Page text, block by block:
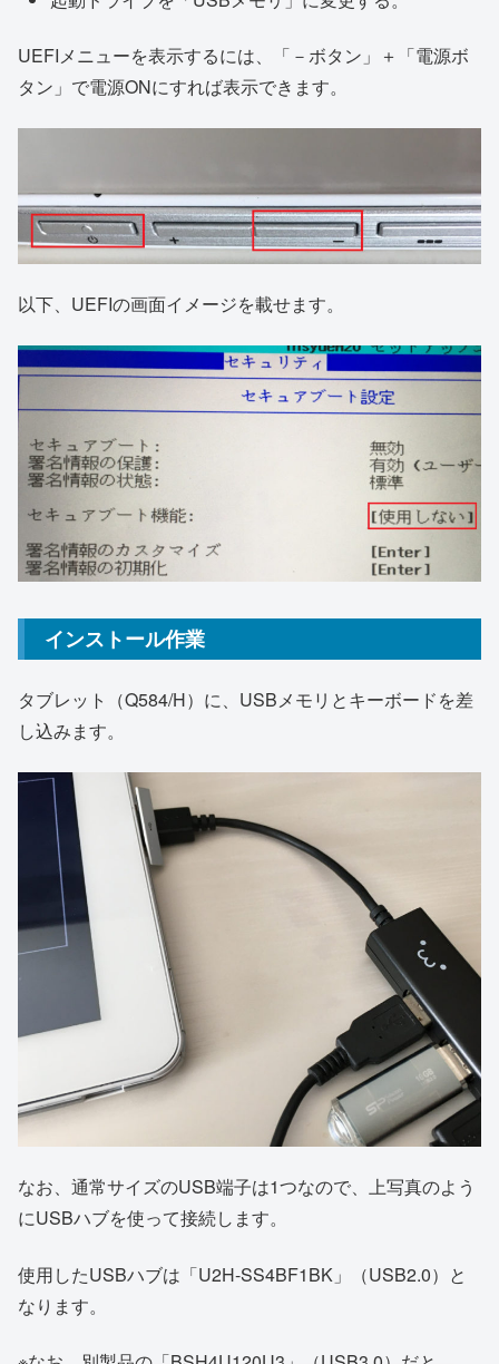
UEFIメニューを表示するには、「－ボタン」＋「電源ボ
タン」で電源ONにすれば表示できます。
以下、UEFIの画面イメージを載せます。
インストール作業
タブレット（Q584/H）に、USBメモリとキーボードを差
し込みます。
なお、通常サイズのUSB端子は1つなので、上写真のよう
にUSBハブを使って接続します。
使用したUSBハブは「U2H-SS4BF1BK」（USB2.0）と
なります。